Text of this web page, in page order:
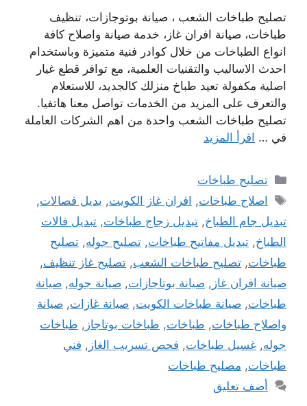
تصليح طباخات الشعب ، صيانة بوتوجازات، تنظيف
طباخات، صيانة افران غاز، خدمة صيانة واصلاح كافة
انواع الطباخات من خلال كوادر فنية متميزة وباستخدام
احدث الاساليب والتقنيات العلمية، مع توافر قطع غيار
اصلية مكفولة تعيد طباخ منزلك كالجديد، للاستعلام
والتعرف على المزيد من الخدمات تواصل معنا هاتفيا.
تصليح طباخات الشعب واحدة من اهم الشركات العاملة
في … اقرأ المزيد
التصنيفات
تصليح طباخات
الوسوم
اصلاح طباخات, افران غاز الكويت, بديل فصالات,
تبديل جام الطباخ, تبديل زجاج طباخات, تبديل فالات
الطباخ, تبديل مفاتيح طباخات, تصليح جوله, تصليح
طباخات, تصليح طباخات الشعب, تصليح غاز تنظيف,
صيانة افران غاز , صيانة بوتاجازات, صيانة جوله, صيانة
طباخات, صيانة طباخات الكويت, صيانة غازات, صيانة
واصلاح طباخات, طباخات, طباخات بوتاجاز , طباخات
جوله, غسيل طباخات, فحص تسريب الغاز , فني
طباخات, مصليح طباخات
أضف تعليق